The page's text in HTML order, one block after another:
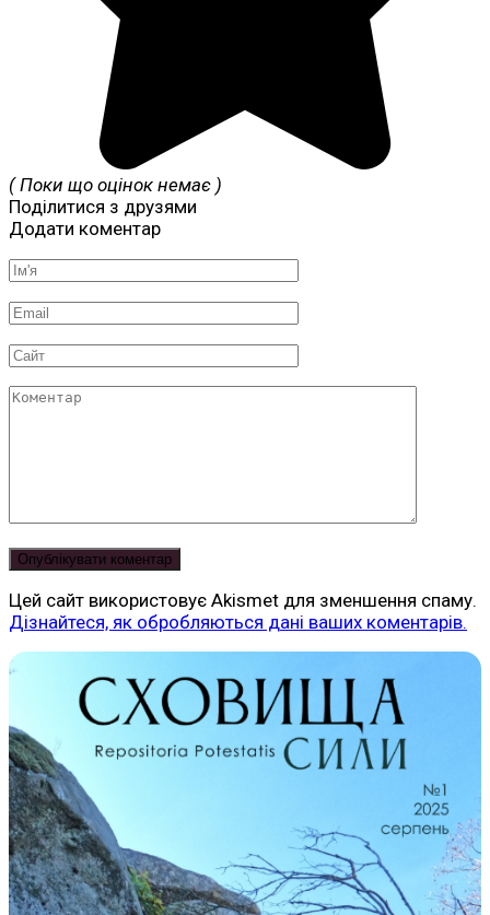
( Поки що оцінок немає )
Поділитися з друзями
Додати коментар
Ім'я
*
Email
*
Сайт
Коментар
Цей сайт використовує Akismet для зменшення спаму.
Дізнайтеся, як обробляються дані ваших коментарів.